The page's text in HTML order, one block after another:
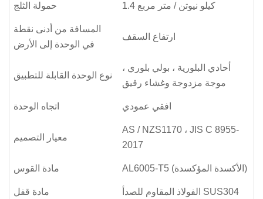
حمولة الثلج 1.4 كيلو نيوتن / متر مربع
المسافة من أدنى نقطة
في الوحدة إلى الأرض
ارتفاع السقف
نوع الوحدة القابلة للتطبيق
أحادي البلورية ، بولي بلوري ،
موجة مزدوجة وغشاء رقيق
اتجاه الوحدة افقي عمودي
معيار التصميم
AS / NZS1170 ، JIS C 8955-
2017
مادة القوس AL6005-T5 (الأكسدة المؤكسدة)
مادة قفل الفولاذ المقاوم للصدأ SUS304